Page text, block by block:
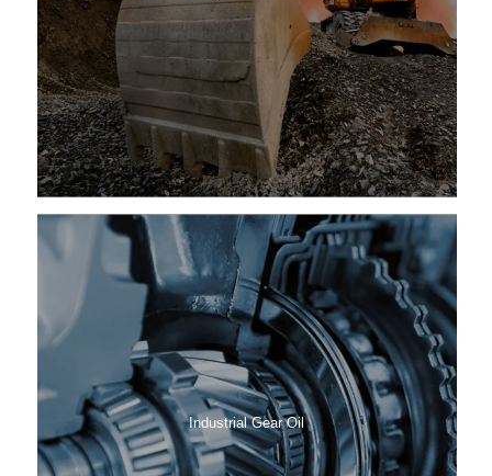
Industrial Gear Oil